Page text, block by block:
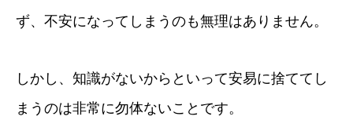
ず、不安になってしまうのも無理はありません。
しかし、知識がないからといって安易に捨ててし
まうのは非常に勿体ないことです。